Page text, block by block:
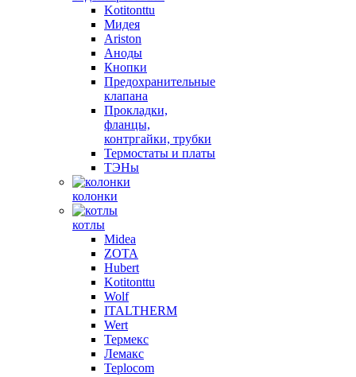
Kotitonttu
Мидея
Ariston
Аноды
Кнопки
Предохранительные
клапана
Прокладки,
фланцы,
контргайки, трубки
Термостаты и платы
ТЭНы
колонки
котлы
Midea
ZOTA
Hubert
Kotitonttu
Wolf
ITALTHERM
Wert
Термекс
Лемакс
Teplocom